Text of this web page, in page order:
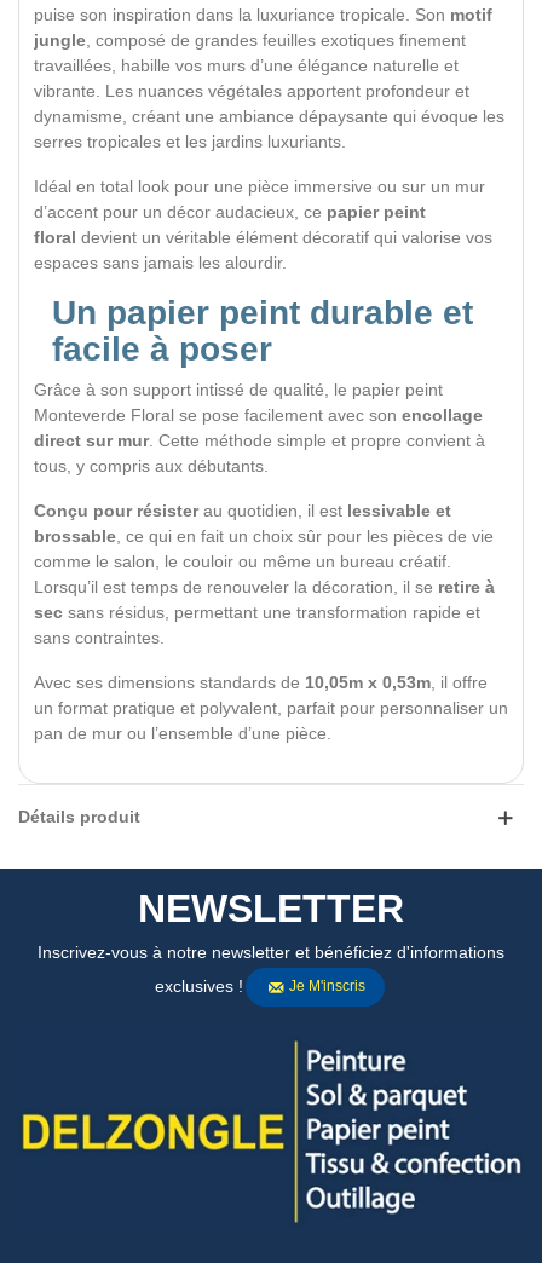
puise son inspiration dans la luxuriance tropicale. Son motif
jungle, composé de grandes feuilles exotiques finement
travaillées, habille vos murs d’une élégance naturelle et
vibrante. Les nuances végétales apportent profondeur et
dynamisme, créant une ambiance dépaysante qui évoque les
serres tropicales et les jardins luxuriants.
Idéal en total look pour une pièce immersive ou sur un mur
d’accent pour un décor audacieux, ce papier peint
floral devient un véritable élément décoratif qui valorise vos
espaces sans jamais les alourdir.
Un papier peint durable et
facile à poser
Grâce à son support intissé de qualité, le papier peint
Monteverde Floral se pose facilement avec son encollage
direct sur mur. Cette méthode simple et propre convient à
tous, y compris aux débutants.
Conçu pour résisterau quotidien, il est lessivable et
brossable, ce qui en fait un choix sûr pour les pièces de vie
comme le salon, le couloir ou même un bureau créatif.
Lorsqu’il est temps de renouveler la décoration, il se retire à
sec sans résidus, permettant une transformation rapide et
sans contraintes.
Avec ses dimensions standards de 10,05m x 0,53m, il offre
un format pratique et polyvalent, parfait pour personnaliser un
pan de mur ou l’ensemble d’une pièce.
Détails produit
NEWSLETTER
Inscrivez-vous à notre newsletter et bénéficiez d'informations
exclusives !
Je M'inscris